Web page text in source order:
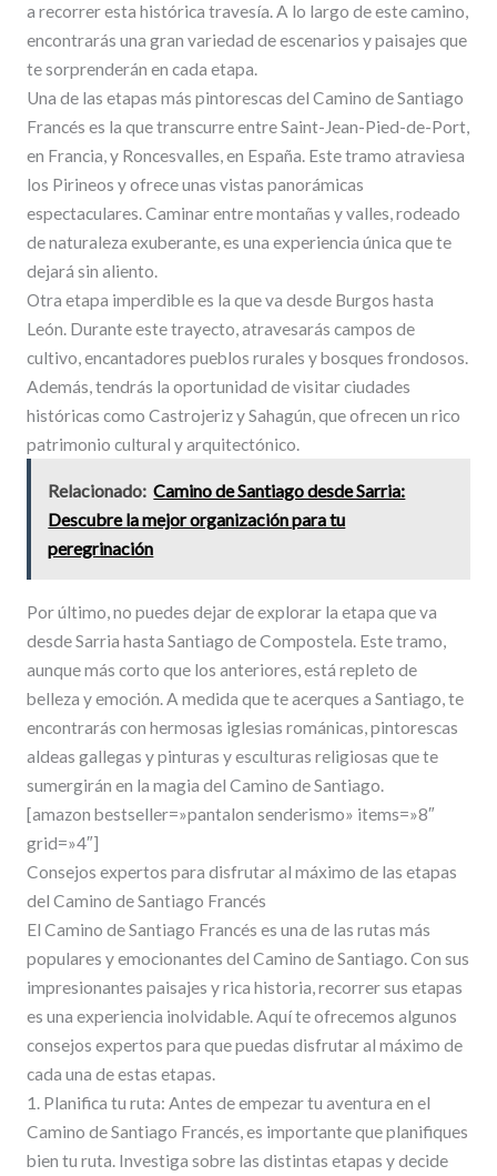
a recorrer esta histórica travesía. A lo largo de este camino,
encontrarás una gran variedad de escenarios y paisajes que
te sorprenderán en cada etapa.
Una de las etapas más pintorescas del Camino de Santiago
Francés es la que transcurre entre Saint-Jean-Pied-de-Port,
en Francia, y Roncesvalles, en España. Este tramo atraviesa
los Pirineos y ofrece unas vistas panorámicas
espectaculares. Caminar entre montañas y valles, rodeado
de naturaleza exuberante, es una experiencia única que te
dejará sin aliento.
Otra etapa imperdible es la que va desde Burgos hasta
León. Durante este trayecto, atravesarás campos de
cultivo, encantadores pueblos rurales y bosques frondosos.
Además, tendrás la oportunidad de visitar ciudades
históricas como Castrojeriz y Sahagún, que ofrecen un rico
patrimonio cultural y arquitectónico.
Relacionado: Camino de Santiago desde Sarria:
Descubre la mejor organización para tu
peregrinación
Por último, no puedes dejar de explorar la etapa que va
desde Sarria hasta Santiago de Compostela. Este tramo,
aunque más corto que los anteriores, está repleto de
belleza y emoción. A medida que te acerques a Santiago, te
encontrarás con hermosas iglesias románicas, pintorescas
aldeas gallegas y pinturas y esculturas religiosas que te
sumergirán en la magia del Camino de Santiago.
[amazon bestseller=»pantalon senderismo» items=»8″
grid=»4″]
Consejos expertos para disfrutar al máximo de las etapas
del Camino de Santiago Francés
El Camino de Santiago Francés es una de las rutas más
populares y emocionantes del Camino de Santiago. Con sus
impresionantes paisajes y rica historia, recorrer sus etapas
es una experiencia inolvidable. Aquí te ofrecemos algunos
consejos expertos para que puedas disfrutar al máximo de
cada una de estas etapas.
1. Planifica tu ruta: Antes de empezar tu aventura en el
Camino de Santiago Francés, es importante que planifiques
bien tu ruta. Investiga sobre las distintas etapas y decide